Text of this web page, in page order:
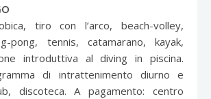
tiro con l’arco, beach-volley,
pong, tennis, catamarano, kayak,
introduttiva al diving in piscina.
di intrattenimento diurno e
discoteca. A pagamento: centro